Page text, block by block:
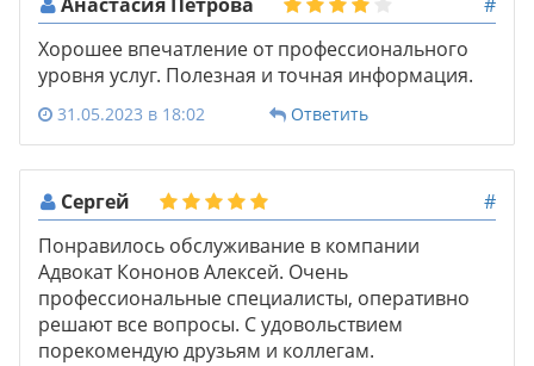
Анастасия Петрова
#
Хорошее впечатление от профессионального
уровня услуг. Полезная и точная информация.
31.05.2023 в 18:02 Ответить
Сергей
#
Понравилось обслуживание в компании
Адвокат Кононов Алексей. Очень
профессиональные специалисты, оперативно
решают все вопросы. С удовольствием
порекомендую друзьям и коллегам.